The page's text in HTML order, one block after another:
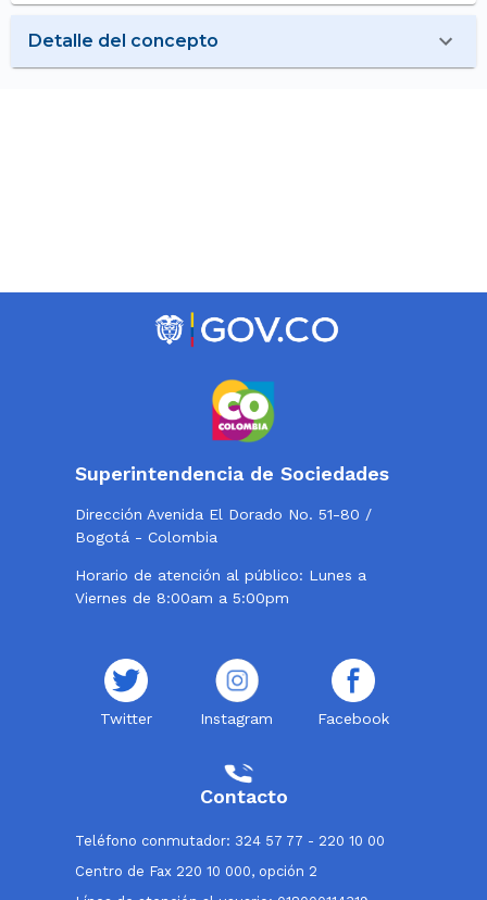
Detalle del concepto
Superintendencia de Sociedades
Dirección Avenida El Dorado No. 51-80 /
Bogotá - Colombia
Horario de atención al público: Lunes a
Viernes de 8:00am a 5:00pm
Twitter Instagram Facebook
Contacto
Teléfono conmutador: 324 57 77 - 220 10 00
Centro de Fax 220 10 000, opción 2